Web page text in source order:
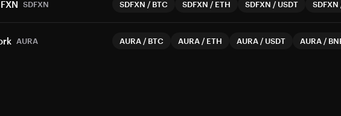
SDFXN SDFXN / BTC SDFXN / ETH SDFXN / USDT SDFXN
AURA AURA / BTC AURA / ETH AURA / USDT AURA /